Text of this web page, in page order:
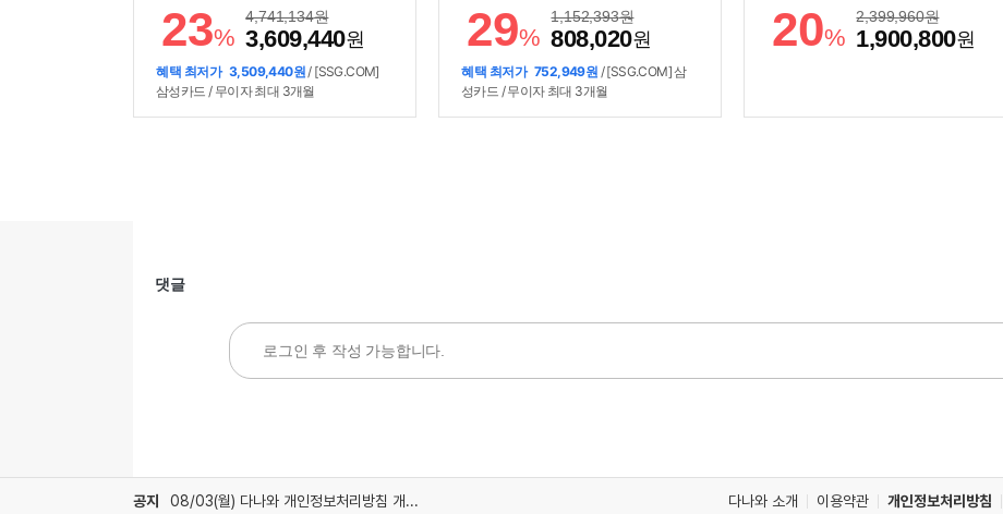
기요금:162,370원 / [성능] / 냉방능력:8.
2kW / 소비전력:2.5kW / 듀얼인버터 /
[청정] / 알러지청정필터 / 음이온, 이오나
이저 / [편의] / 스마트폰제어 / 인체감지 /
간접냉방(유풍) / 기능업데이트 / 자기진
23%
4,741,134원
3,609,440원
혜택 최저가 3,509,440원/ [SSG.COM]
삼성카드 / 무이자 최대 3개월
인버터 / [편의] / 스마트폰제어 / 자기진
단 / 기능업데이트 / 자가증발 / 배기덕트
(포함) / [규격] / 무게:30kg / 설치높이: 89
~252cm / 크기(가로x세로x깊이): 493x7
73x496mm
29%
1,152,393원
808,020원
혜택 최저가 752,949원 / [SSG.COM] 삼
성카드 / 무이자 최대 3개월
/ 냉방능력:7.2kW / 소비전력:2.4kW / 듀
얼인버터 / [편의] / 셀프청소가능 / 스마
트폰제어 / 자기진단 / 기능업데이트 / [규
20%
2,399,960원
1,900,800원
댓글
공지 08/03(월) 다나와 개인정보처리방침 개정 안내 다나와 소개 이용약관 개인정보처리방침